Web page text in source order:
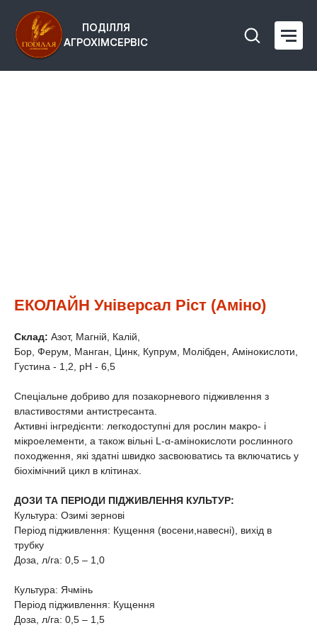
ПОДІЛЛЯ
АГРОХІМСЕРВІС
ЕКОЛАЙН Універсал Ріст (Аміно)
Склад: Азот, Магній, Калій,
Бор, Ферум, Манган, Цинк, Купрум, Молібден, Амінокислоти,
Густина - 1,2, рН - 6,5
Спеціальне добриво для позакорневого підживлення з
властивостями антистресанта.
Активні інгредієнти: легкодоступні для рослин макро- і
мікроелементи, а також вільні L-α-амінокислоти рослинного
походження, які здатні швидко засвоюватись та включатись у
біохімічний цикл в клітинах.
ДОЗИ ТА ПЕРІОДИ ПІДЖИВЛЕННЯ КУЛЬТУР:
Культура: Озимі зернові
Період підживлення: Кущення (восени,навесні), вихід в
трубку
Доза, л/га: 0,5 – 1,0
Культура: Ячмінь
Період підживлення: Кущення
Доза, л/га: 0,5 – 1,5